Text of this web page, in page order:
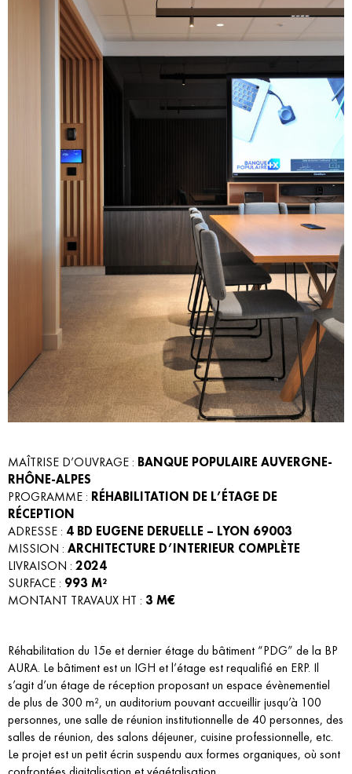
MAÎTRISE D’OUVRAGE : BANQUE POPULAIRE AUVERGNE-
RHÔNE-ALPES
PROGRAMME : RÉHABILITATION DE L’ÉTAGE DE
RÉCEPTION
ADRESSE : 4 BD EUGENE DERUELLE – LYON 69003
MISSION : ARCHITECTURE D’INTERIEUR COMPLÈTE
LIVRAISON : 2024
SURFACE : 993 M²
MONTANT TRAVAUX HT : 3 M€
Réhabilitation du 15e et dernier étage du bâtiment “PDG” de la BP
AURA. Le bâtiment est un IGH et l’étage est requalifié en ERP. Il
s’agit d’un étage de réception proposant un espace évènementiel
de plus de 300 m², un auditorium pouvant accueillir jusqu’à 100
personnes, une salle de réunion institutionnelle de 40 personnes, des
salles de réunion, des salons déjeuner, cuisine professionnelle, etc.
Le projet est un petit écrin suspendu aux formes organiques, où sont